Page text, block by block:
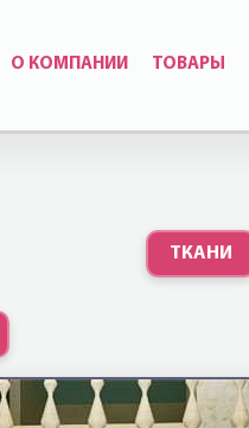
О КОМПАНИИ ТОВАРЫ
ТКАНИ